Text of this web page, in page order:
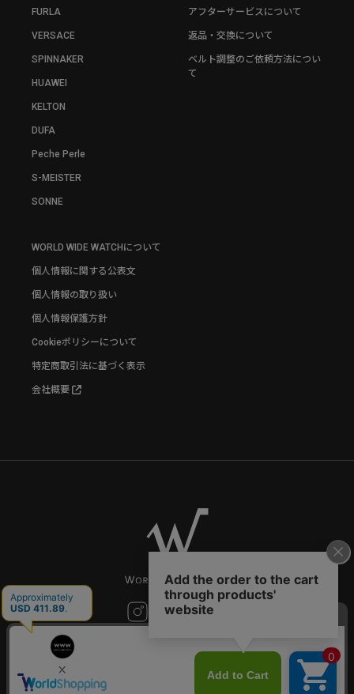
FURLA
VERSACE
SPINNAKER
HUAWEI
KELTON
DUFA
Peche Perle
S-MEISTER
SONNE
アフターサービスについて
返品・交換について
ベルト調整のご依頼方法につい
て
WORLD WIDE WATCHについて
個人情報に関する公表文
個人情報の取り扱い
個人情報保護方針
Cookieポリシーについて
特定商取引法に基づく表示
会社概要
お問い合わせ